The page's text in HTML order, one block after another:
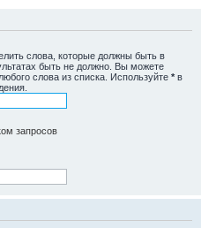
слова, которые должны быть в
быть не должно. Вы можете
слова из списка. Используйте * в
запросов